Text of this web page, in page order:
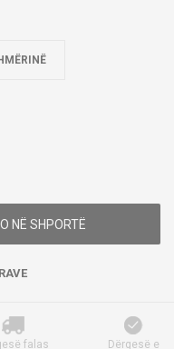
NË SHPORTË
falas
Dërgesë e